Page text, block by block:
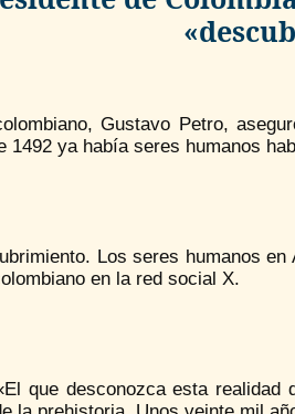
Gustavo Petro,
1492 ya había seres humanos
Los seres humanos
en la red social X.
que desconozca esta